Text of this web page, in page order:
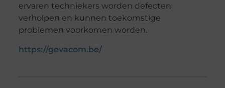
ervaren techniekers worden defecten
verholpen en kunnen toekomstige
problemen voorkomen worden.
https://gevacom.be/